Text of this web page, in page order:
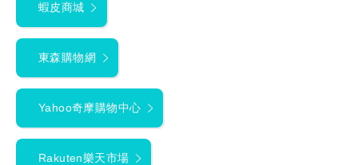
蝦皮商城
東森購物網
Yahoo奇摩購物中心
Rakuten樂天市場